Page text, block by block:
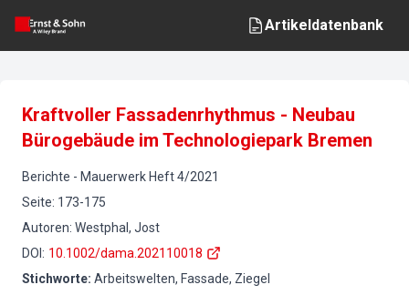
Artikeldatenbank
Kraftvoller Fassadenrhythmus - Neubau
Bürogebäude im Technologiepark Bremen
Berichte - Mauerwerk Heft4/2021
Seite: 173-175
Autoren: Westphal, Jost
DOI : 10.1002/dama.202110018
Stichworte: Arbeitswelten, Fassade, Ziegel